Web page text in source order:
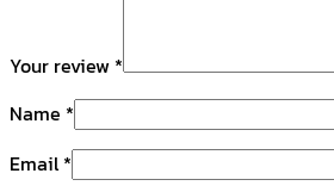
Your review *
Name *
Email*